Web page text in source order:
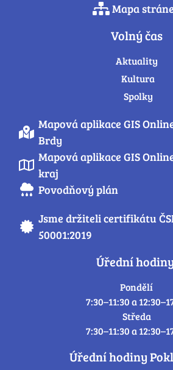
Mapa
Volný čas
Aktuality
Kultura
Spolky
Mapová aplikace GIS
Brdy
Mapová aplikace GIS
kraj
Povodňový plán
Jsme držiteli certifikátu
50001:2019
Úřední
Pondělí
7:30–11:30 a
Středa
7:30–11:30 a
Úřední hodiny